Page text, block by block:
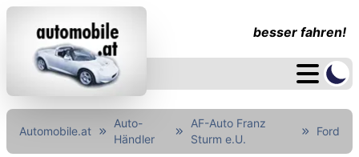
besser fahren!
Automobile.at
Auto-
Händler
AF-Auto Franz
Sturm e.U.
Ford